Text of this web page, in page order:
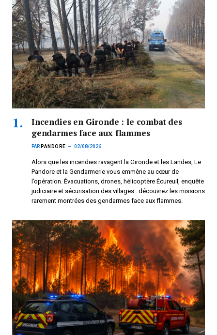
Incendies en Gironde : le combat des
gendarmes face aux flammes
PAR PANDORE 02/08/2026
Alors que les incendies ravagent la Gironde et les Landes, Le
Pandore et la Gendarmerie vous emmène au cœur de
l’opération. Évacuations, drones, hélicoptère Écureuil, enquête
judiciaire et sécurisation des villages : découvrez les missions
rarement montrées des gendarmes face aux flammes.